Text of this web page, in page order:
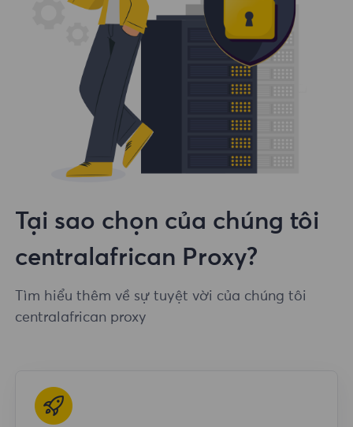
Tại sao chọn của chúng tôi
centralafrican Proxy?
Tìm hiểu thêm về sự tuyệt vời của chúng tôi
centralafrican proxy